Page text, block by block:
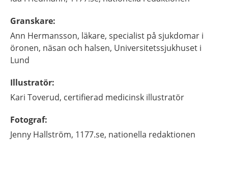
Granskare:
Ann Hermansson, läkare, specialist på sjukdomar i
öronen, näsan och halsen, Universitetssjukhuset i
Lund
Illustratör:
Kari Toverud, certifierad medicinsk illustratör
Fotograf:
Jenny Hallström, 1177.se, nationella redaktionen